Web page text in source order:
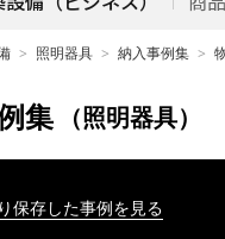
照明器具 納入事例集
集 （照明器具）
保存した事例を見る